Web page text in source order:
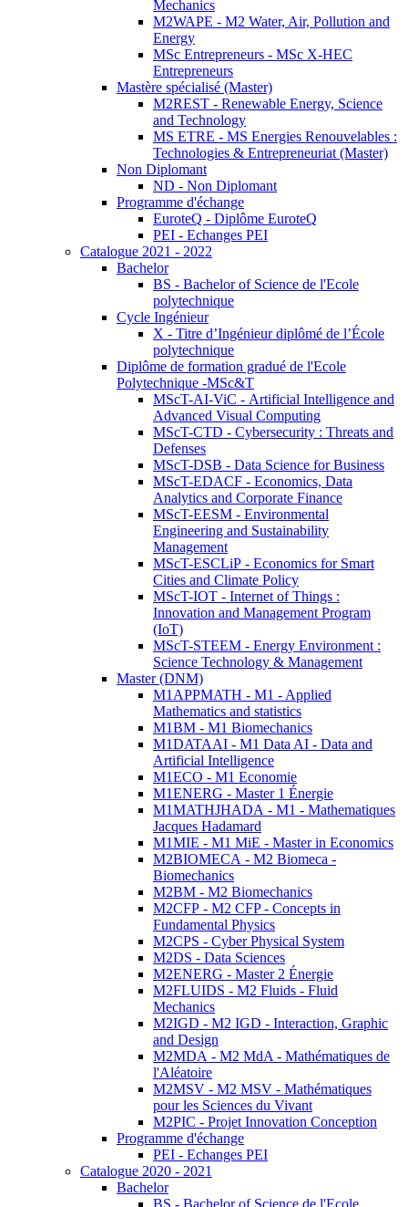
Mechanics
M2WAPE - M2 Water, Air, Pollution and
Energy
MSc Entrepreneurs - MSc X-HEC
Entrepreneurs
Mastère spécialisé (Master)
M2REST - Renewable Energy, Science
and Technology
MS ETRE - MS Energies Renouvelables :
Technologies & Entrepreneuriat (Master)
Non Diplomant
ND - Non Diplomant
Programme d'échange
EuroteQ - Diplôme EuroteQ
PEI - Echanges PEI
Catalogue 2021 - 2022
Bachelor
BS - Bachelor of Science de l'Ecole
polytechnique
Cycle Ingénieur
X - Titre d’Ingénieur diplômé de l’École
polytechnique
Diplôme de formation gradué de l'Ecole
Polytechnique -MSc&T
MScT-AI-ViC - Artificial Intelligence and
Advanced Visual Computing
MScT-CTD - Cybersecurity : Threats and
Defenses
MScT-DSB - Data Science for Business
MScT-EDACF - Economics, Data
Analytics and Corporate Finance
MScT-EESM - Environmental
Engineering and Sustainability
Management
MScT-ESCLiP - Economics for Smart
Cities and Climate Policy
MScT-IOT - Internet of Things :
Innovation and Management Program
(IoT)
MScT-STEEM - Energy Environment :
Science Technology & Management
Master (DNM)
M1APPMATH - M1 - Applied
Mathematics and statistics
M1BM - M1 Biomechanics
M1DATAAI - M1 Data AI - Data and
Artificial Intelligence
M1ECO - M1 Economie
M1ENERG - Master 1 Énergie
M1MATHJHADA - M1 - Mathematiques
Jacques Hadamard
M1MIE - M1 MiE - Master in Economics
M2BIOMECA - M2 Biomeca -
Biomechanics
M2BM - M2 Biomechanics
M2CFP - M2 CFP - Concepts in
Fundamental Physics
M2CPS - Cyber Physical System
M2DS - Data Sciences
M2ENERG - Master 2 Énergie
M2FLUIDS - M2 Fluids - Fluid
Mechanics
M2IGD - M2 IGD - Interaction, Graphic
and Design
M2MDA - M2 MdA - Mathématiques de
l'Aléatoire
M2MSV - M2 MSV - Mathématiques
pour les Sciences du Vivant
M2PIC - Projet Innovation Conception
Programme d'échange
PEI - Echanges PEI
Catalogue 2020 - 2021
Bachelor
BS - Bachelor of Science de l'Ecole